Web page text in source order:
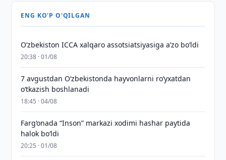
ENG KO'P O'QILGAN
O‘zbekiston ICCA xalqaro assotsiatsiyasiga aʼzo bo‘ldi
20:38 · 01/08
7 avgustdan O‘zbekistonda hayvonlarni ro‘yxatdan
o‘tkazish boshlanadi
18:45 · 04/08
Farg‘onada “Inson” markazi xodimi hashar paytida
halok bo‘ldi
20:25 · 01/08